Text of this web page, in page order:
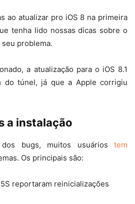
ao atualizar pro iOS 8 na primeira
tenha lido nossas dicas sobre o
problema.
a atualização para o iOS 8.1
túnel, já que a Apple corrigiu
a instalação
bugs, muitos usuários tem
Os principais são:
reportaram reinicializações